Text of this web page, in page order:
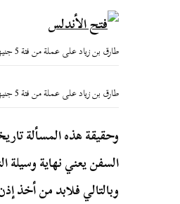
طارق بن زياد على عملة من فئة 5 جنيهات استرلينيَّة و خلفه النجمة الخماسية لعلم المغرب.
طارق بن زياد على عملة من فئة 5 جنيهات استرلينيَّة و خلفه النجمة الخماسية لعلم المغرب.
وحقيقة هذه المسألة
السفن يعني نهاية
وبالتالي فلابد من